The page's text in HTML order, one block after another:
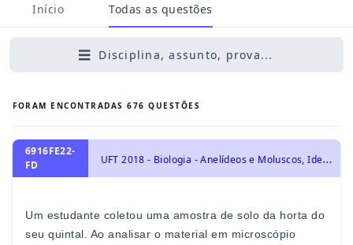
Início Todas as questões
Disciplina, assunto, prova...
FORAM ENCONTRADAS 676 QUESTÕES
6916FE22-
FD
U
FT 2018 - Biologia - Anelídeos e Moluscos, Identidade dos seres vivos
Um estudante coletou uma amostra de solo da horta do
seu quintal. Ao analisar o material em microscópio